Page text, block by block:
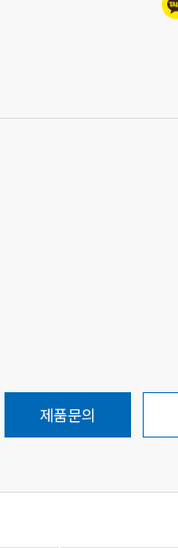
제품문의